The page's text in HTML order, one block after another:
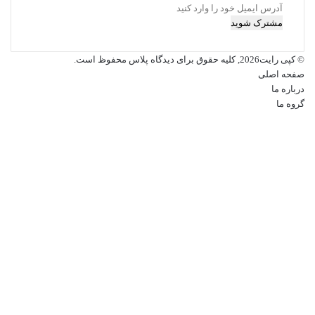
آدرس
ایمیل
را
وارد
© کپی رایت2026, کلیه حقوق برای دیدگاه پلاس محفوظ است.
صفحه اصلی
درباره ما
گروه ما